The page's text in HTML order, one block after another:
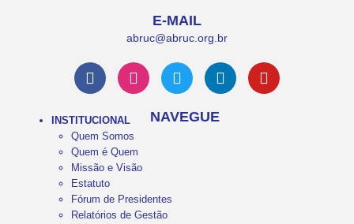
E-MAIL
abruc@abruc.org.br
NAVEGUE
INSTITUCIONAL
Quem Somos
Quem é Quem
Missão e Visão
Estatuto
Fórum de Presidentes
Relatórios de Gestão